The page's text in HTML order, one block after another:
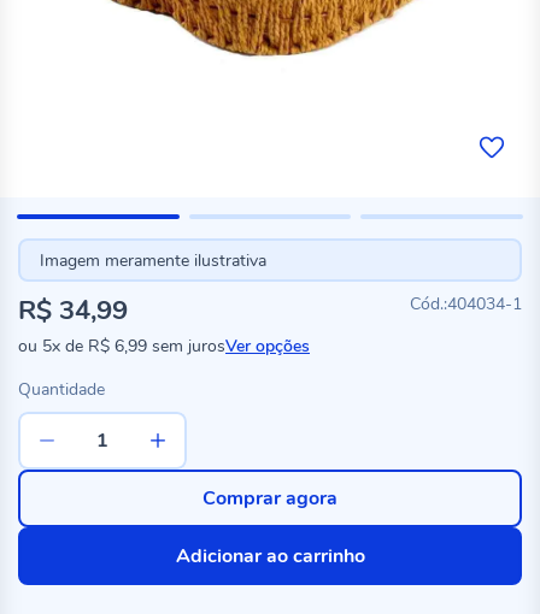
Imagem meramente ilustrativa
404034-1
R$ 34,99
ou 5x de R$ 6,99 sem jurosVer opções
Quantidade
Adicionar ao carrinho
Comprar agora